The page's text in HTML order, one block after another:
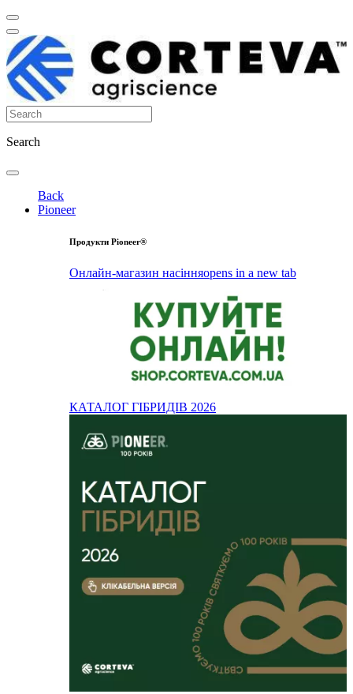
Search
Back
Pioneer
Продукти Pioneer®
Онлайн-магазин насінняopens in a new tab
КАТАЛОГ ГІБРИДІВ 2026